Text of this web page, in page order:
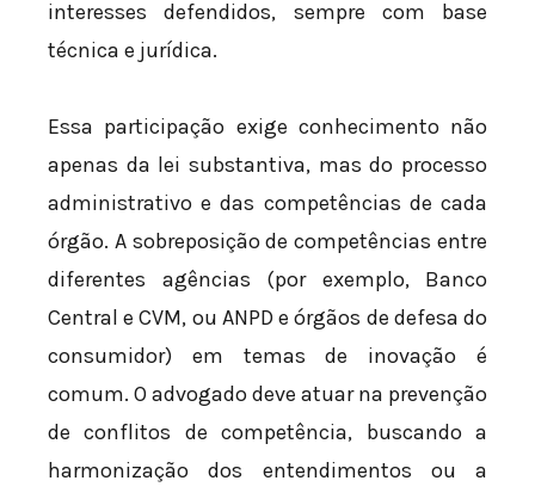
interesses defendidos, sempre com base
técnica e jurídica.
Essa participação exige conhecimento não
apenas da lei substantiva, mas do processo
administrativo e das competências de cada
órgão. A sobreposição de competências entre
diferentes agências (por exemplo, Banco
Central e CVM, ou ANPD e órgãos de defesa do
consumidor) em temas de inovação é
comum. O advogado deve atuar na prevenção
de conflitos de competência, buscando a
harmonização dos entendimentos ou a